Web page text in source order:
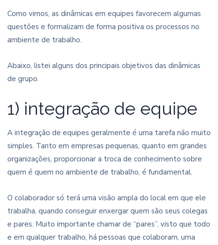
Como vimos, as dinâmicas em equipes favorecem algumas
questões e formalizam de forma positiva os processos no
ambiente de trabalho.
Abaixo, listei alguns dos principais objetivos das dinâmicas
de grupo.
1) integração de equipe
A integração de equipes geralmente é uma tarefa não muito
simples. Tanto em empresas pequenas, quanto em grandes
organizações, proporcionar a troca de conhecimento sobre
quem é quem no ambiente de trabalho, é fundamental.
O colaborador só terá uma visão ampla do local em que ele
trabalha, quando conseguir enxergar quem são seus colegas
e pares. Muito importante chamar de “pares”, visto que todo
e em qualquer trabalho, há pessoas que colaboram, uma